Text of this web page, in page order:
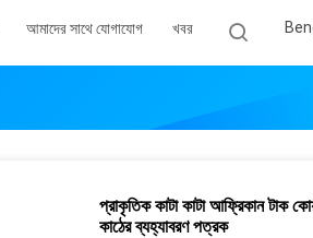
আমাদের সাথে যোগাযোগ খবর
প্রাকৃতিক কাটা কাটা আফ্রিকান টাক
কাঠের ব্যহ্যাবরণ পত্রক